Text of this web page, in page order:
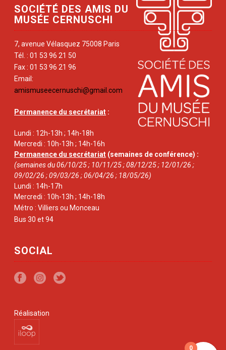
SOCIÉTÉ DES AMIS DU
MUSÉE CERNUSCHI
7, avenue Vélasquez 75008 Paris
Tél. : 01 53 96 21 50
Fax : 01 53 96 21 96
Email:
amismuseecernuschi@gmail.com
Permanence du secrétariat :
Lundi : 12h-13h ; 14h-18h
Mercredi : 10h-13h ; 14h-16h
Permanence du secrétariat (semaines de conférence) :
(semaines du 06/10/25 ; 10/11/25 ; 08/12/25 ; 12/01/26 ;
09/02/26 ; 09/03/26 ; 06/04/26 ; 18/05/26)
Lundi : 14h-17h
Mercredi : 10h-13h ; 14h-18h
Métro : Villiers ou Monceau
Bus 30 et 94
SOCIAL
Réalisation
0